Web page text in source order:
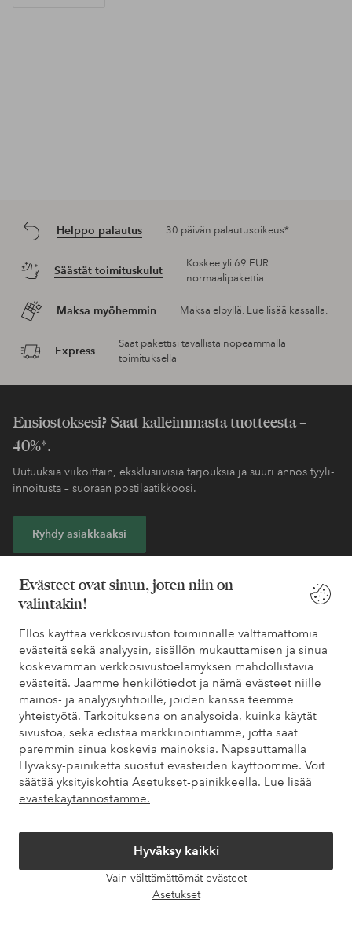
Evästeet ovat sinun, joten niin on
valintakin!
Ellos käyttää verkkosivuston toiminnalle välttämättömiä
evästeitä sekä analyysin, sisällön mukauttamisen ja sinua
koskevamman verkkosivustoelämyksen mahdollistavia
evästeitä. Jaamme henkilötiedot ja nämä evästeet niille
mainos- ja analyysiyhtiöille, joiden kanssa teemme
yhteistyötä. Tarkoituksena on analysoida, kuinka käytät
sivustoa, sekä edistää markkinointiamme, jotta saat
paremmin sinua koskevia mainoksia. Napsauttamalla
Hyväksy-painiketta suostut evästeiden käyttöömme. Voit
säätää yksityiskohtia Asetukset-painikkeella. Lue lisää
evästekäytännöstämme.
Hyväksy kaikki
Vain välttämättömät evästeet
Asetukset
Helppo palautus 30 päivän palautusoikeus*
Säästät toimituskulut
Koskee yli 69 EUR
normaalipakettia
Maksa myöhemmin Maksa elpyllä. Lue lisää kassalla.
Express
Saat pakettisi tavallista nopeammalla
toimituksella
Ensiostoksesi? Saat kalleimmasta tuotteesta –
40%*.
Uutuuksia viikoittain, eksklusiivisia tarjouksia ja suuri annos tyyli-
innoitusta – suoraan postilaatikkoosi.
Ryhdy asiakkaaksi
Tarvitsetko apua?
Löydät vastaukset useimmin kysyttyihin kysymyksiin usein
kysytyistä kysymyksistä. Löydät myös tietoa siitä, miten voit ottaa
meihin yhteyttä.
Asiakaspalvelu Tilaukset Maksutavat
Omat sivut
Tietoa Elloksesta